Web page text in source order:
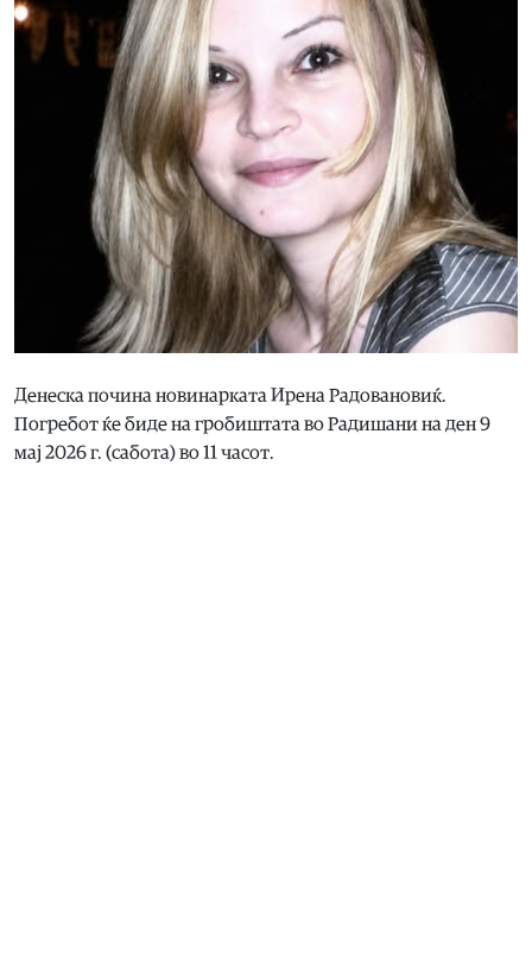
Денеска почина новинарката Ирена Радовановиќ.
Погребот ќе биде на гробиштата во Радишани на ден 9
мај 2026 г. (сабота) во 11 часот.